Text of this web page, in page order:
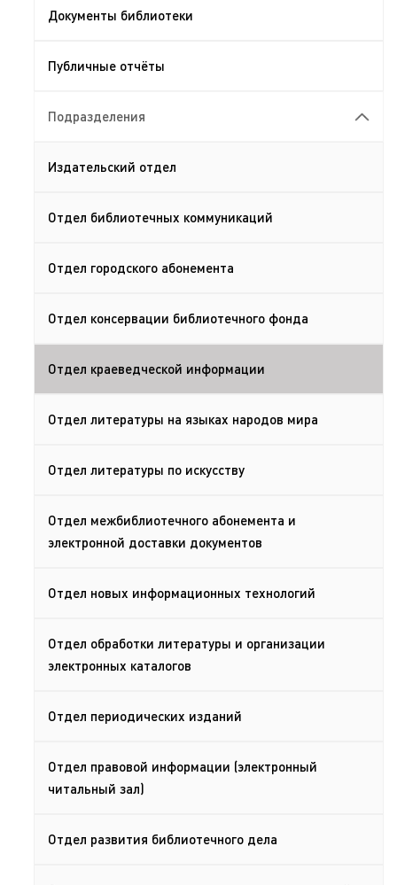
Документы библиотеки
Публичные отчёты
Подразделения
Издательский отдел
Отдел библиотечных коммуникаций
Отдел городского абонемента
Отдел консервации библиотечного фонда
Отдел краеведческой информации
Отдел литературы на языках народов мира
Отдел литературы по искусству
Отдел межбиблиотечного абонемента и
электронной доставки документов
Отдел новых информационных технологий
Отдел обработки литературы и организации
электронных каталогов
Отдел периодических изданий
Отдел правовой информации (электронный
читальный зал)
Отдел развития библиотечного дела